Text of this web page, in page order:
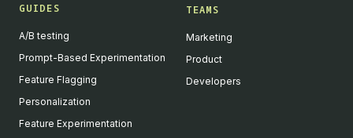
GUIDES
A/B testing
Prompt-Based Experimentation
Feature Flagging
Personalization
Feature Experimentation
TEAMS
Marketing
Product
Developers